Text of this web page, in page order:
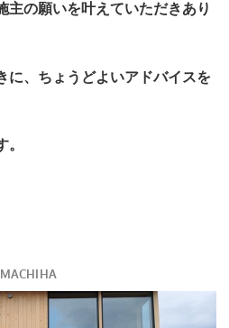
主の願いを叶えていただきあり
に、ちょうどよいアドバイスを